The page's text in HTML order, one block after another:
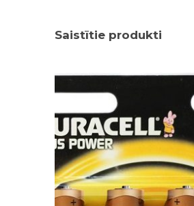
Saistītie produkti